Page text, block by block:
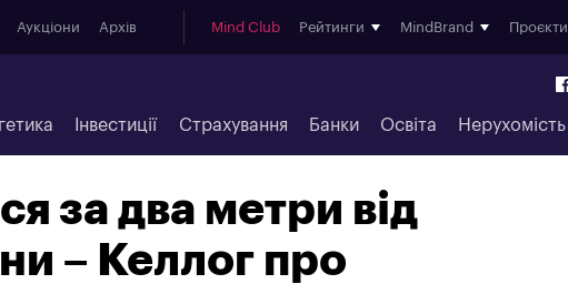
Аукціони Архів Mind Club Рейтинги MindBrand Проєкти
Інвестиції Страхування Банки Освіта Нерухомість
за два метри від
– Келлог про